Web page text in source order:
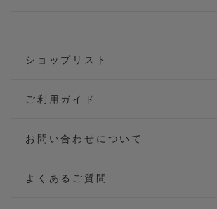
ショップリスト
ご利用ガイド
お問い合わせについて
よくあるご質問